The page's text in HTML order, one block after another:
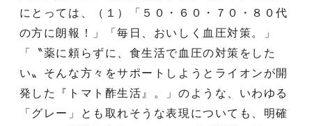
にとっては、（１）「５０・６０・７０・８０代
の方に朗報！」「毎日、おいしく血圧対策。」
「〝薬に頼らずに、食生活で血圧の対策をした
い〟そんな方々をサポートしようとライオンが開
発した『トマト酢生活』。」のような、いわゆる
「グレー」とも取れそうな表現についても、明確